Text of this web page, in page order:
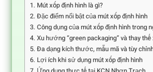
Mút xốp định hình là gì?
Đặc điểm nổi bật của mút xốp định hình
Công dụng của mút xốp định hình trong
Xu hướng “green packaging” và thay thế
Đa dạng kích thước, mẫu mã và tùy
Lợi ích khi sử dụng mút xốp định hình